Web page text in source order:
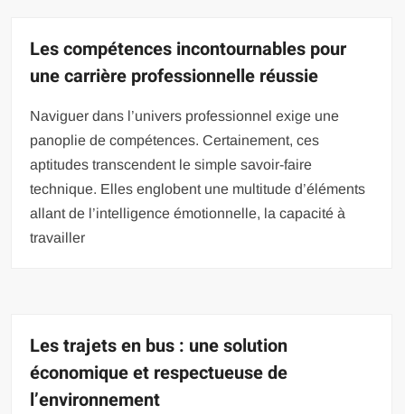
Les compétences incontournables pour
une carrière professionnelle réussie
Naviguer dans l’univers professionnel exige une
panoplie de compétences. Certainement, ces
aptitudes transcendent le simple savoir-faire
technique. Elles englobent une multitude d’éléments
allant de l’intelligence émotionnelle, la capacité à
travailler
Les trajets en bus : une solution
économique et respectueuse de
l’environnement